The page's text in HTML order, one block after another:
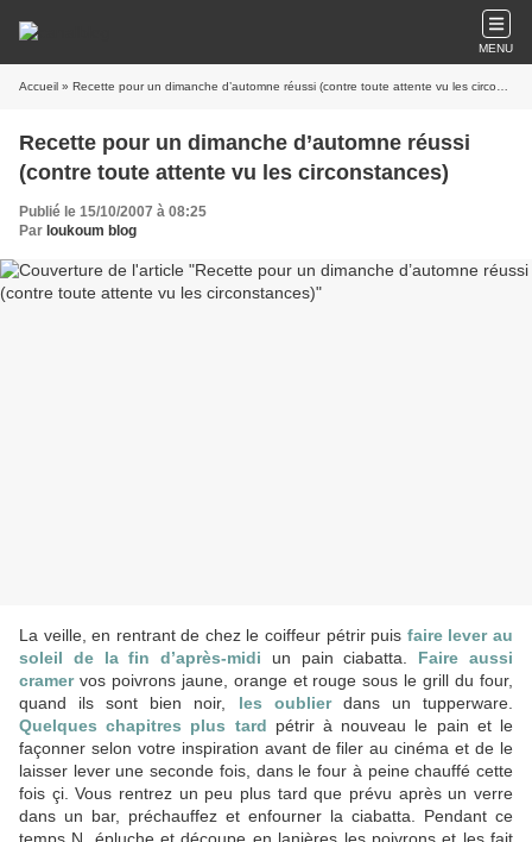
MENU
Accueil » Recette pour un dimanche d’automne réussi (contre toute attente vu les circonstances)
Recette pour un dimanche d’automne réussi
(contre toute attente vu les circonstances)
Publié le 15/10/2007 à 08:25
Par loukoum blog
La veille, en rentrant de chez le coiffeur pétrir puis faire lever au
soleil de la fin d’après-midi un pain ciabatta. Faire aussi
cramervos poivrons jaune, orange et rouge sous le grill du four,
quand ils sont bien noir, les oublierdans un tupperware.
Quelques chapitres plus tard pétrir à nouveau le pain et le
façonner selon votre inspiration avant de filer au cinéma et de le
laisser lever une seconde fois, dans le four à peine chauffé cette
fois çi. Vous rentrez un peu plus tard que prévu après un verre
dans un bar, préchauffez et enfourner la ciabatta. Pendant ce